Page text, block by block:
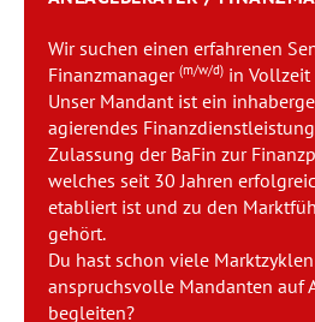
Wir suchen einen erfahrenen
Finanzmanager (m/w/d) in
Unser Mandant ist ein
agierendes
Zulassung der BaFin zur
welches seit 30 Jahren
etabliert ist und zu den
gehört.
Du hast schon viele
anspruchsvolle Mandanten auf
begleiten?
Team
Kontakt
Karriere
Login